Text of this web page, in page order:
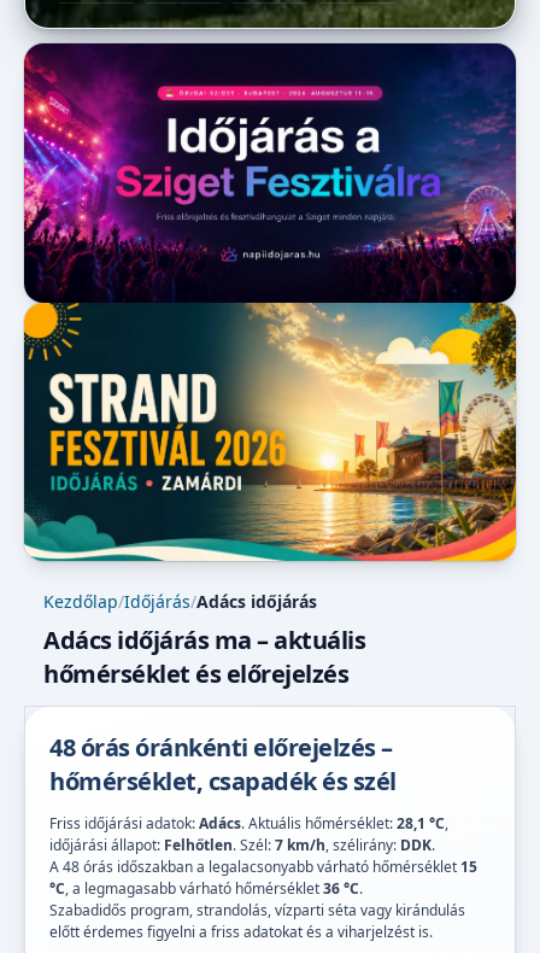
Kezdőlap/Időjárás/Adács időjárás
Adács időjárás ma – aktuális
hőmérséklet és előrejelzés
48 órás óránkénti előrejelzés –
hőmérséklet, csapadék és szél
Friss időjárási adatok:Adács. Aktuális hőmérséklet:28,1 °C,
időjárási állapot: Felhőtlen. Szél:7 km/h, szélirány: DDK.
A 48 órás időszakban a legalacsonyabb várható hőmérséklet 15
°C, a legmagasabb várható hőmérséklet36 °C.
Szabadidős program, strandolás, vízparti séta vagy kirándulás
előtt érdemes figyelni a friss adatokat és a viharjelzést is.